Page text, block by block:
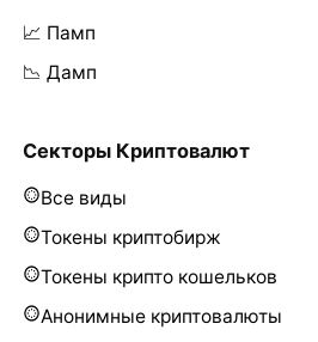
📈 Памп
📉 Дамп
Секторы Криптовалют
Все виды
Токены криптобирж
Токены крипто кошельков
Анонимные криптовалюты